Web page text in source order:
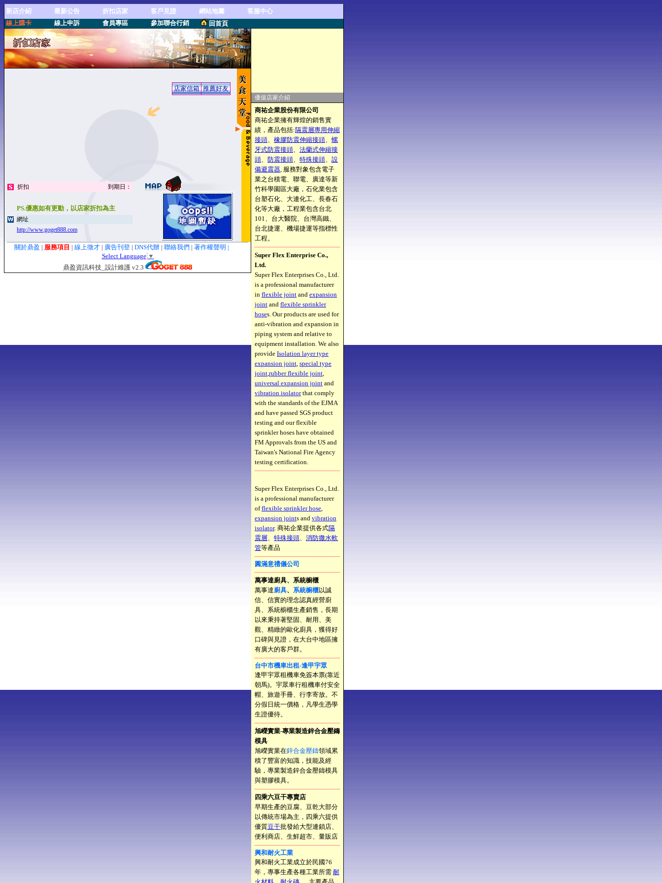
新店介紹 最新公告 折扣店家 客戶見證 網站地圖
客服中心
線上購卡
線上申訴 會員專區 參加聯合行銷 回首頁
店家信箱 推薦好友
折扣 到期日：
PS.優惠如有更動，以店家折扣為主
網址
http://www.goget888.com
關於鼎盈 | 服務項目 | 線上徵才 | 廣告刊登 | DNS代辦 | 聯絡我們 | 著作權聲明 |
Select Language ▼
鼎盈資訊科技_設計維護 v2.3
優值店家介紹
商祐企業股份有限公司
商祐企業擁有輝煌的銷售實
績，產品包括:隔震層專用伸縮
接頭、 橡膠防震伸縮接頭、 螺
牙式防震接頭、 法蘭式伸縮接
頭、 防震接頭、 特殊接頭、 設
備避震器, 服務對象包含電子
業之台積電、聯電、廣達等新
竹科學園區大廠，石化業包含
台塑石化、大連化工、長春石
化等大廠，工程業包含台北
101、台大醫院、台灣高鐵、
台北捷運、機場捷運等指標性
工程。
Super Flex Enterprise Co.,
Ltd.
Super Flex Enterprises Co., Ltd.
is a professional manufacturer
in flexible joint and expansion
joint and flexible sprinkler
hoses. Our products are used for
anti-vibration and expansion in
piping system and relative to
equipment installation. We also
provide Isolation layer type
expansion joint, special type
joint,rubber flexible joint,
universal expansion joint and
vibration isolatorthat comply
with the standards of the EJMA
and have passed SGS product
testing and our flexible
sprinkler hoses have obtained
FM Approvals from the US and
Taiwan's National Fire Agency
testing certification.
Super Flex Enterprises Co., Ltd.
is a professional manufacturer
offlexible sprinkler hose,
expansion joints and vibration
isolator. 商祐企業提供各式隔
震層、 特殊接頭、 消防撒水軟
管等產品
圓滿意禮儀公司
萬事達廚具、系統櫥櫃
萬事達廚具、 系統櫥櫃以誠
信、信實的理念認真經營廚
具、系統櫥櫃生產銷售，長期
以來秉持著堅固、耐用、美
觀、精緻的歐化廚具，獲得好
口碑與見證，在大台中地區擁
有廣大的客戶群。
台中市機車出租-逢甲宇眾
逢甲宇眾租機車免簽本票(靠近
朝馬)。宇眾車行租機車付安全
帽、旅遊手冊、行李寄放。不
分假日統一價格，凡學生憑學
生證優待。
旭嶸實業-專業製造鋅合金壓鑄
模具
旭嶸實業在鋅合金壓鑄領域累
積了豐富的知識，技能及經
驗，專業製造鋅合金壓鑄模具
與塑膠模具。
四乘六豆干專賣店
早期生產的豆腐、豆乾大部分
以傳統市場為主，四乘六提供
優質豆干批發給大型連鎖店、
便利商店、生鮮超市、量販店
興和耐火工業
興和耐火工業成立於民國76
年，專事生產各種工業所需 耐